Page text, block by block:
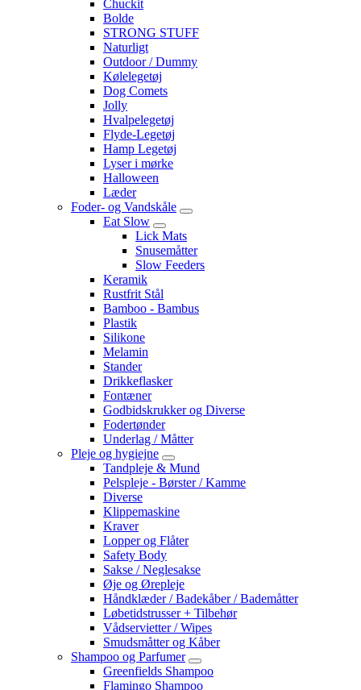
Chuckit
Bolde
STRONG STUFF
Naturligt
Outdoor / Dummy
Kølelegetøj
Dog Comets
Jolly
Hvalpelegetøj
Flyde-Legetøj
Hamp Legetøj
Lyser i mørke
Halloween
Læder
Foder- og Vandskåle
Eat Slow
Lick Mats
Snusemåtter
Slow Feeders
Keramik
Rustfrit Stål
Bamboo - Bambus
Plastik
Silikone
Melamin
Stander
Drikkeflasker
Fontæner
Godbidskrukker og Diverse
Fodertønder
Underlag / Måtter
Pleje og hygiejne
Tandpleje & Mund
Pelspleje - Børster / Kamme
Diverse
Klippemaskine
Kraver
Lopper og Flåter
Safety Body
Sakse / Neglesakse
Øje og Ørepleje
Håndklæder / Badekåber / Bademåtter
Løbetidstrusser + Tilbehør
Vådservietter / Wipes
Smudsmåtter og Kåber
Shampoo og Parfumer
Greenfields Shampoo
Flamingo Shampoo